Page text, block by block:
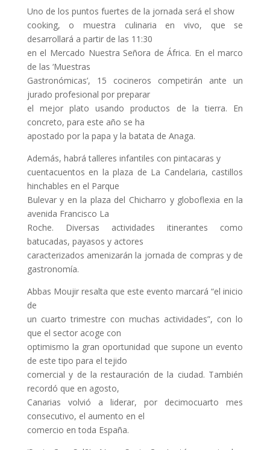
Uno de los puntos fuertes de la jornada será el show
cooking, o muestra culinaria en vivo, que se
desarrollará a partir de las 11:30
en el Mercado Nuestra Señora de África. En el marco
de las ‘Muestras
Gastronómicas’, 15 cocineros competirán ante un
jurado profesional por preparar
el mejor plato usando productos de la tierra. En
concreto, para este año se ha
apostado por la papa y la batata de Anaga.
Además, habrá talleres infantiles con pintacaras y
cuentacuentos en la plaza de La Candelaria, castillos
hinchables en el Parque
Bulevar y en la plaza del Chicharro y globoflexia en la
avenida Francisco La
Roche. Diversas actividades itinerantes como
batucadas, payasos y actores
caracterizados amenizarán la jornada de compras y de
gastronomía.
Abbas Moujir resalta que este evento marcará “el inicio
de
un cuarto trimestre con muchas actividades”, con lo
que el sector acoge con
optimismo la gran oportunidad que supone un evento
de este tipo para el tejido
comercial y de la restauración de la ciudad. También
recordó que en agosto,
Canarias volvió a liderar, por decimocuarto mes
consecutivo, el aumento en el
comercio en toda España.